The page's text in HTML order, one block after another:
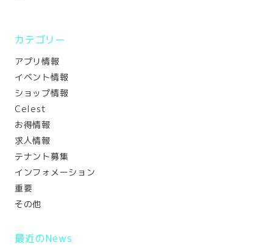
カテゴリー
アプリ情報
イベント情報
ショップ情報
Celest
お得情報
求人情報
テナント募集
インフォメーション
重要
その他
最近のNews